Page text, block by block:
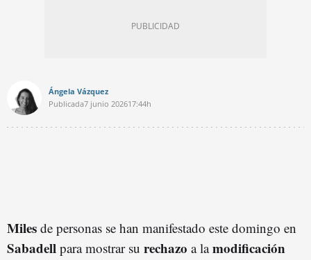
Ángela Vázquez
Publicada7 junio 202617:44h
Miles de personas se han manifestado este domingo en
Sabadell para mostrar su rechazo a lamodificación